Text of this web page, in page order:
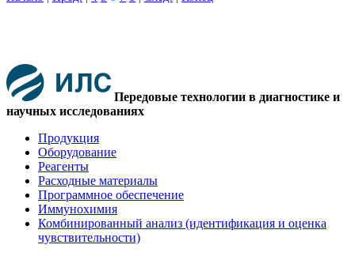
Передовые технологии в диагностике и
научных исследованиях
Продукция
Оборудование
Реагенты
Расходные материалы
Программное обеспечение
Иммунохимия
Комбинированный анализ (идентификация и оценка
чувствительности)